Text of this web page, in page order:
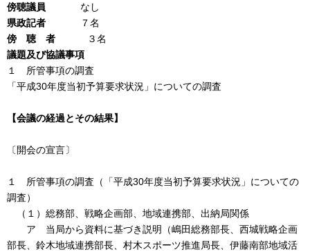
傍聴議員 なし
県政記者 ７名
傍 聴 者 ３名
議題及び協議事項
１ 所管事項の調査
「平成30年度当初予算要求状況」についての調査
【会議の経過とその結果】
〔開会の宣言〕
１ 所管事項の調査（「平成30年度当初予算要求状況」についての
調査）
（１）総務部、戦略企画部、地域連携部、出納局関係
ア 当局から資料に基づき説明（嶋田総務部長、西城戦略企画
部長、鈴木地域連携部長、村木スポーツ推進局長、伊藤南部地域活